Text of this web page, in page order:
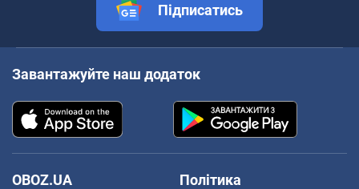
Підписатись
Завантажуйте наш додаток
OBOZ.UA
Політика